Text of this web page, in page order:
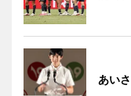
あい